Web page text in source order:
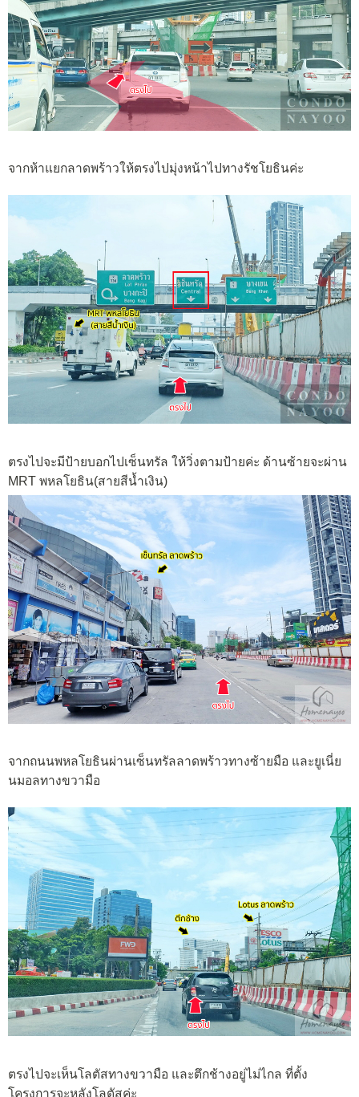
จากห้าแยกลาดพร้าวให้ตรงไปมุ่งหน้าไปทางรัชโยธินค่ะ
ตรงไปจะมีป้ายบอกไปเซ็นทรัล ให้วิ่งตามป้ายค่ะ ด้านซ้ายจะผ่าน
MRT พหลโยธิน(สายสีน้ำเงิน)
จากถนนพหลโยธินผ่านเซ็นทรัลลาดพร้าวทางซ้ายมือ และยูเนี่ย
นมอลทางขวามือ
ตรงไปจะเห็นโลตัสทางขวามือ และตึกช้างอยู่ไม่ไกล ที่ตั้ง
โครงการจะหลังโลตัสค่ะ